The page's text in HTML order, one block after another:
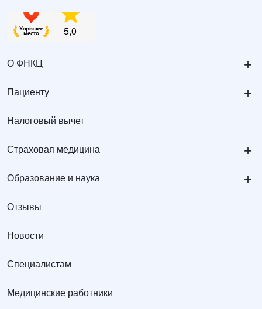
О ФНКЦ +
Пациенту +
Налоговый вычет
Страховая медицина +
Образование и наука +
Отзывы
Новости
Специалистам
Медицинские работники